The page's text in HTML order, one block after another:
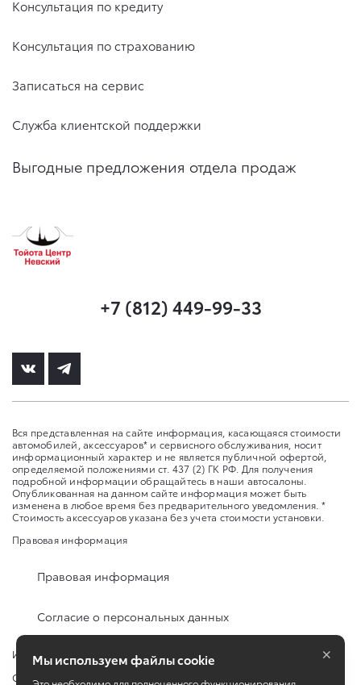
Консультация по кредиту
Консультация по страхованию
Записаться на сервис
Служба клиентской поддержки
Выгодные предложения отдела продаж
+7 (812) 449-99-33
Вся представленная на сайте информация, касающаяся стоимости
автомобилей, аксессуаров* и сервисного обслуживания, носит
информационный характер и не является публичной офертой,
определяемой положениями ст. 437 (2) ГК РФ. Для получения
подробной информации обращайтесь в наши автосалоны.
Опубликованная на данном сайте информация может быть
изменена в любое время без предварительного уведомления. *
Стоимость аксессуаров указана без учета стоимости установки.
Правовая информация
Правовая информация
Согласие о персональных данных
Изменить настройку cookies
Сбросить cookie
Мы используем файлы cookie ×